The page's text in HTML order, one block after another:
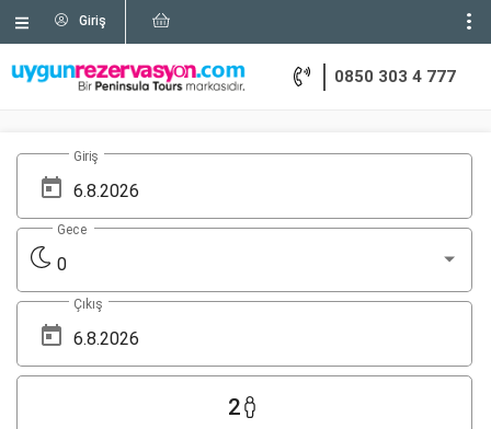
Giriş
0850 303 4 777
Giriş
0
Gece
Çıkış
2